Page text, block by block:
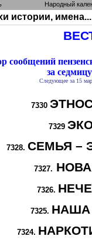
Народный
истории, имена...
сообщений
за седмицу
Следующее за 15
7330
7329
7328. СЕМЬЯ –
7327.
7326.
7325. НАША
7324.